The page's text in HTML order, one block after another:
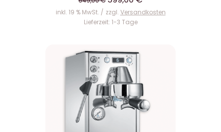
r
s
ü
n
g
l
i
k
e
r
P
inkl. 19 % MwSt. zzgl. Versandkosten
Lieferzeit: 1-3 Tage